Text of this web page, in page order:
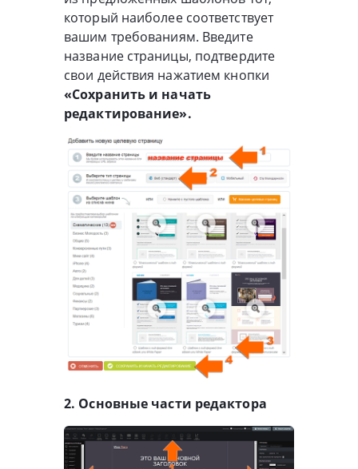
который наиболее соответствует
вашим требованиям. Введите
название страницы, подтвердите
свои действия нажатием кнопки
«Сохранить и начать
редактирование».
2. Основные части редактора